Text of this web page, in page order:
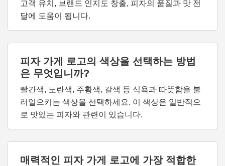
고객 유치, 브랜드 인지도 창출, 피자의 품질과 맛 전
달에 도움이 됩니다.
피자 가게 로고의 색상을 선택하는 방법
은 무엇입니까?
빨간색, 노란색, 주황색, 갈색 등 식욕과 따뜻함을 불
러일으키는 색상을 선택하세요. 이 색상은 일반적으
로 맛있는 피자와 관련이 있습니다.
매력적인 피자 가게 로고에 가장 적합한